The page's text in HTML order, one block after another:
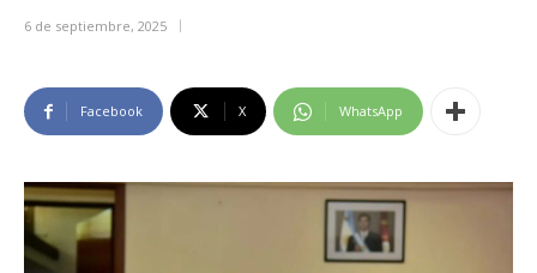
6 de septiembre, 2025
Facebook X WhatsApp